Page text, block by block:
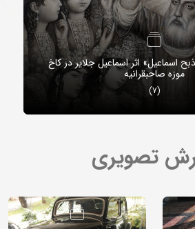
«ذبح اسماعیل» اثر اسماعیل جلایر در کاخ
موزه صاحبقرانیه
تصویری